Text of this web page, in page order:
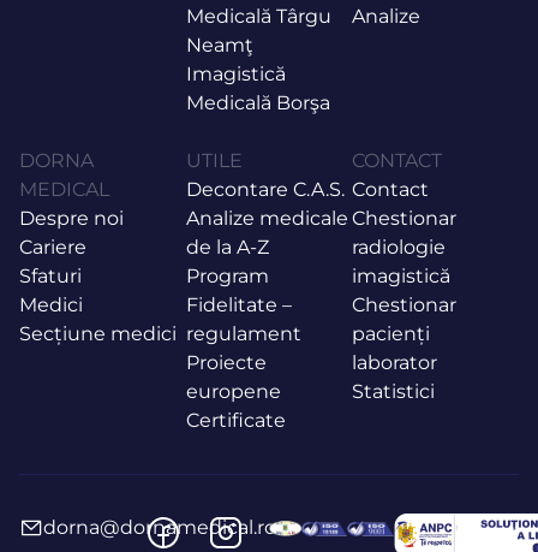
Medicală Târgu
Neamţ
Imagistică
Medicală Borşa
Analize
DORNA
MEDICAL
Despre noi
Cariere
Sfaturi
Medici
Secțiune medici
UTILE
Decontare C.A.S.
Analize medicale
de la A-Z
Program
Fidelitate –
regulament
Proiecte
europene
Certificate
CONTACT
Contact
Chestionar
radiologie
imagistică
Chestionar
pacienți
laborator
Statistici
dorna@dornamedical.ro